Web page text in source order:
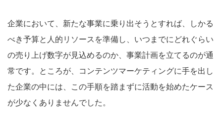
企業において、新たな事業に乗り出そうとすれば、しかる
べき予算と人的リソースを準備し、いつまでにどれぐらい
の売り上げ数字が見込めるのか、事業計画を立てるのが通
常です。ところが、コンテンツマーケティングに手を出し
た企業の中には、この手順を踏まずに活動を始めたケース
が少なくありませんでした。